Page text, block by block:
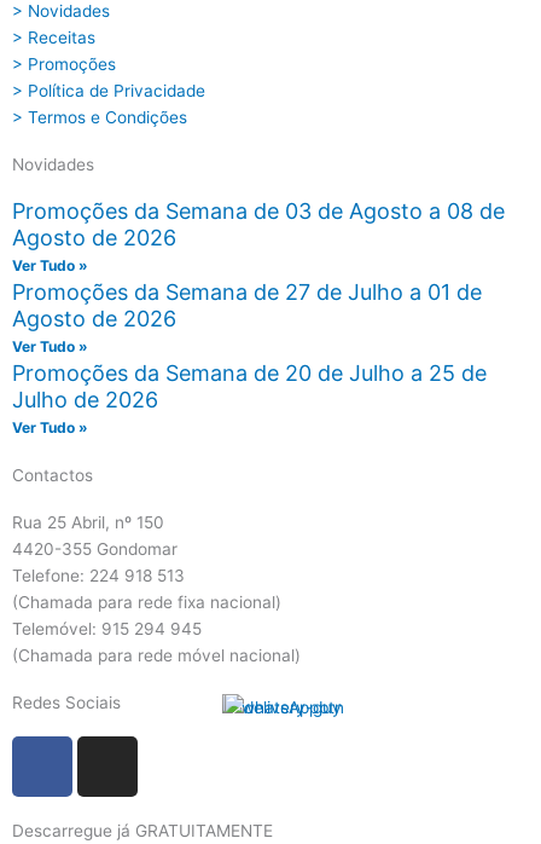
> Novidades
> Receitas
> Promoções
> Política de Privacidade
> Termos e Condições
Novidades
Promoções da Semana de 03 de Agosto a 08 de
Agosto de 2026
Ver Tudo »
Promoções da Semana de 27 de Julho a 01 de
Agosto de 2026
Ver Tudo »
Promoções da Semana de 20 de Julho a 25 de
Julho de 2026
Ver Tudo »
Contactos
Rua 25 Abril, nº 150
4420-355 Gondomar
Telefone: 224 918 513
(Chamada para rede fixa nacional)
Telemóvel: 915 294 945
(Chamada para rede móvel nacional)
Redes Sociais
Descarregue já GRATUITAMENTE